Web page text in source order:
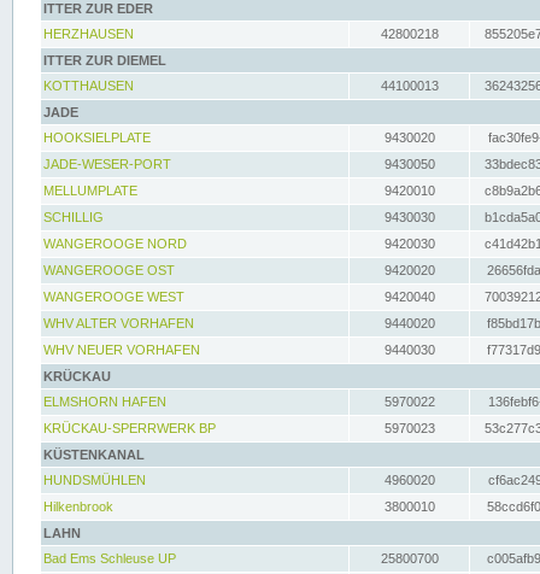
ITTER ZUR EDER
HERZHAUSEN
42800218
ITTER ZUR DIEMEL
KOTTHAUSEN
44100013
JADE
HOOKSIELPLATE
9430020
JADE-WESER-PORT
9430050
MELLUMPLATE
9420010
SCHILLIG
9430030
WANGEROOGE NORD
9420030
WANGEROOGE OST
9420020
WANGEROOGE WEST
9420040
WHV ALTER VORHAFEN
9440020
WHV NEUER VORHAFEN
9440030
KRÜCKAU
ELMSHORN HAFEN
5970022
KRÜCKAU-SPERRWERK BP
5970023
KÜSTENKANAL
HUNDSMÜHLEN
4960020
Hilkenbrook
3800010
LAHN
Bad Ems Schleuse UP
25800700